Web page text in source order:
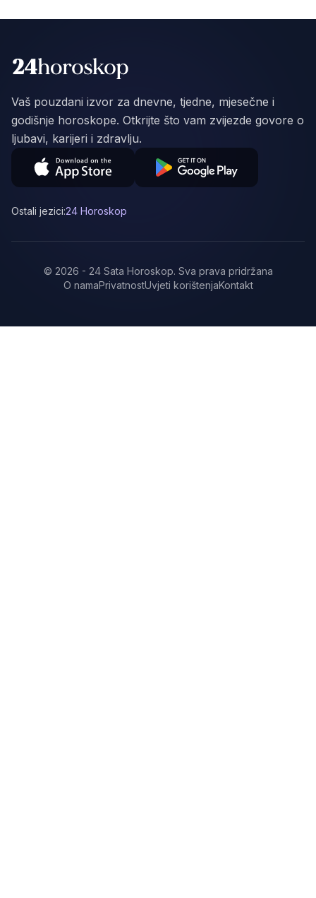
Vaš pouzdani izvor za dnevne, tjedne, mjesečne i
godišnje horoskope. Otkrijte što vam zvijezde govore o
ljubavi, karijeri i zdravlju.
Ostali jezici:24 Horoskop
© 2026 - 24 Sata Horoskop. Sva prava pridržana
O namaPrivatnostUvjeti korištenjaKontakt